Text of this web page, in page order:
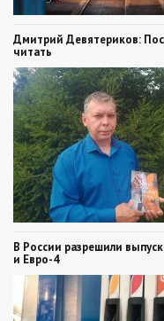
Дмитрий Девятериков:
читать
В России разрешили
и Евро-4